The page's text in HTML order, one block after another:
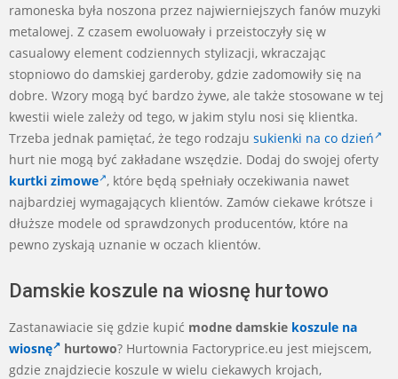
ramoneska była noszona przez najwierniejszych fanów muzyki
metalowej. Z czasem ewoluowały i przeistoczyły się w
casualowy element codziennych stylizacji, wkraczając
stopniowo do damskiej garderoby, gdzie zadomowiły się na
dobre. Wzory mogą być bardzo żywe, ale także stosowane w tej
kwestii wiele zależy od tego, w jakim stylu nosi się klientka.
Trzeba jednak pamiętać, że tego rodzaju sukienki na co dzień
hurt nie mogą być zakładane wszędzie. Dodaj do swojej oferty
kurtki zimowe , które będą spełniały oczekiwania nawet
najbardziej wymagających klientów. Zamów ciekawe krótsze i
dłuższe modele od sprawdzonych producentów, które na
pewno zyskają uznanie w oczach klientów.
Damskie koszule na wiosnę hurtowo
Zastanawiacie się gdzie kupić modne damskie koszule na
wiosnę
hurtowo? Hurtownia Factoryprice.eu jest miejscem,
gdzie znajdziecie koszule w wielu ciekawych krojach,